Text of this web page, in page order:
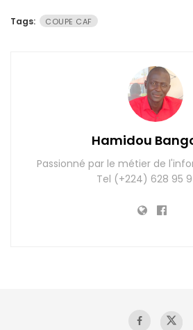
Tags: COUPE CAF
Hamidou
Passionné par le métier de
Tel (+224) 628 95